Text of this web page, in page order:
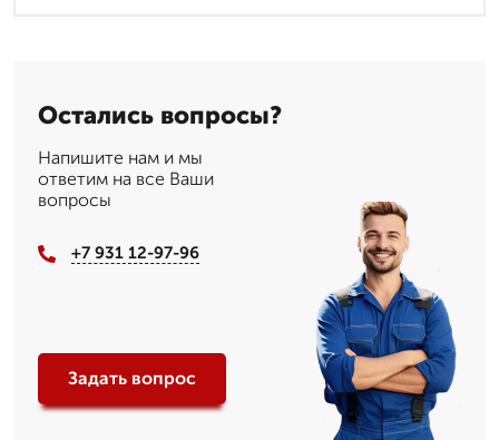
Остались вопросы?
Напишите нам и мы
ответим на все Ваши
вопросы
+7 931 12-97-96
Задать вопрос